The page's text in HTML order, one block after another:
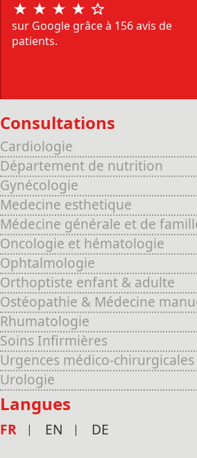
sur Google grâce à 156 avis de
patients.
Consultations
Cardiologie
Département de nutrition
Gynécologie
Medecine esthetique
Médecine générale et de
Oncologie et hématologie
Ophtalmologie
Orthoptiste enfant & adulte
Ostéopathie & Médecine
Rhumatologie
Soins Infirmières
Urgences médico-chirurgicales
Urologie
Langues
FR EN DE